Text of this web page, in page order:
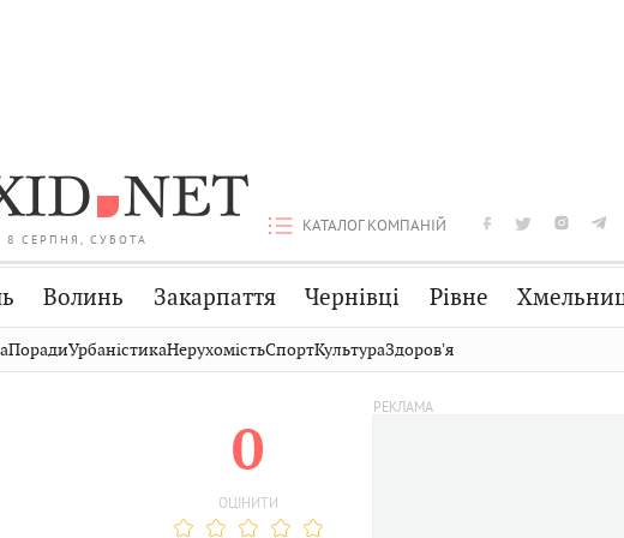
8 СЕРПНЯ, СУБОТА
КАТАЛОГ КОМПАНІЙ
Волинь Закарпаття Чернівці Рівне
Публікації Авто Словко
ПорадиУрбаністикаНерухомістьСпортКультураЗдоровʼя
0
ОЦІНИТИ